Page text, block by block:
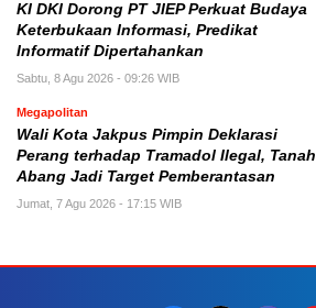
KI DKI Dorong PT JIEP Perkuat Budaya
Keterbukaan Informasi, Predikat
Informatif Dipertahankan
Sabtu, 8 Agu 2026 - 09:26 WIB
Megapolitan
Wali Kota Jakpus Pimpin Deklarasi
Perang terhadap Tramadol Ilegal, Tanah
Abang Jadi Target Pemberantasan
Jumat, 7 Agu 2026 - 17:15 WIB